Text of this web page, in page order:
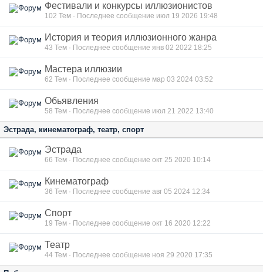
Фестивали и конкурсы иллюзионистов
102 Тем · Последнее сообщение июл 19 2026 19:48
История и теория иллюзионного жанра
43 Тем · Последнее сообщение янв 02 2022 18:25
Мастера иллюзии
62 Тем · Последнее сообщение мар 03 2024 03:52
Обьявления
58 Тем · Последнее сообщение июл 21 2022 13:40
Эстрада, кинематограф, театр, спорт
Эстрада
66 Тем · Последнее сообщение окт 25 2020 10:14
Кинематограф
36 Тем · Последнее сообщение авг 05 2024 12:34
Спорт
19 Тем · Последнее сообщение окт 16 2020 12:22
Театр
44 Тем · Последнее сообщение ноя 29 2020 17:35